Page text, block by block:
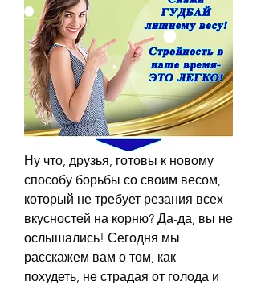
Ну что, друзья, готовы к новому
способу борьбы со своим весом,
который не требует резания всех
вкусностей на корню? Да-да, вы не
ослышались! Сегодня мы
расскажем вам о том, как
похудеть, не страдая от голода и